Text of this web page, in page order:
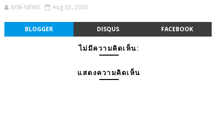
MSK-NEWS Aug 03, 2026
BLOGGER DISQUS FACEBOOK
ไม่มีความคิดเห็น:
แสดงความคิดเห็น